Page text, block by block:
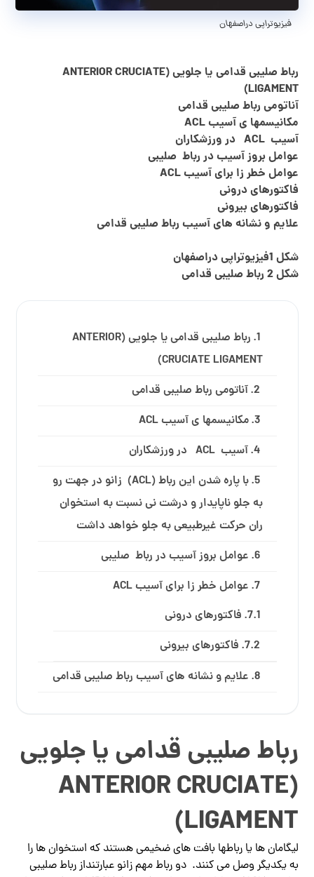
فیزیوتراپی دراصفهان
رباط صلیبی قدامی یا جلویی (ANTERIOR CRUCIATE
LIGAMENT)
آناتومی رباط صلیبی قدامی
مکانیسمها ی آسیب ACL
آسیب ACL در ورزشکاران
عوامل بروز آسیب در رباط صلیبی
عوامل خطر زا برای آسیب ACL
فاکتورهای درونی
فاکتورهای بیرونی
علایم و نشانه های آسیب رباط صلیبی قدامی
شکل 1فیزیوتراپی دراصفهان
شکل 2 رباط صلیبی قدامی
رباط صلیبی قدامی یا جلویی (ANTERIOR
CRUCIATE LIGAMENT)
آناتومی رباط صلیبی قدامی
مکانیسم­ها ی آسیب ACL
آسیب ACL در ورزشکاران
با پاره شدن این رباط (ACL) زانو در جهت رو
به جلو ناپایدار و درشت نی نسبت به استخوان
ران حرکت غیرطبیعی به جلو خواهد داشت
عوامل بروز آسیب در رباط صلیبی
عوامل خطر زا برای آسیب ACL
فاکتورهای درونی
فاکتورهای بیرونی
علایم و نشانه ­های آسیب رباط صلیبی قدامی
رباط صلیبی قدامی یا جلویی
(ANTERIOR CRUCIATE
LIGAMENT)
لیگامان ها یا رباط­ها بافت های ضخیمی هستند که استخوان ها را
به یکدیگر وصل می کنند. دو رباط مهم زانو عبارتنداز رباط صلیبی